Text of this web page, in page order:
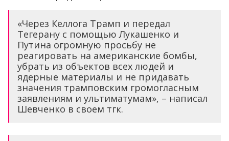
«Через Келлога Трамп и передал
Тегерану с помощью Лукашенко и
Путина огромную просьбу не
реагировать на американские бомбы,
убрать из объектов всех людей и
ядерные материалы и не придавать
значения трамповским громогласным
заявлениям и ультиматумам», – написал
Шевченко в своем тгк.